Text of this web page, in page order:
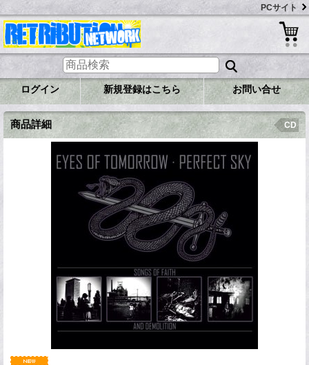
PCサイト
ログイン 新規登録はこちら お問い合せ
商品詳細 CD